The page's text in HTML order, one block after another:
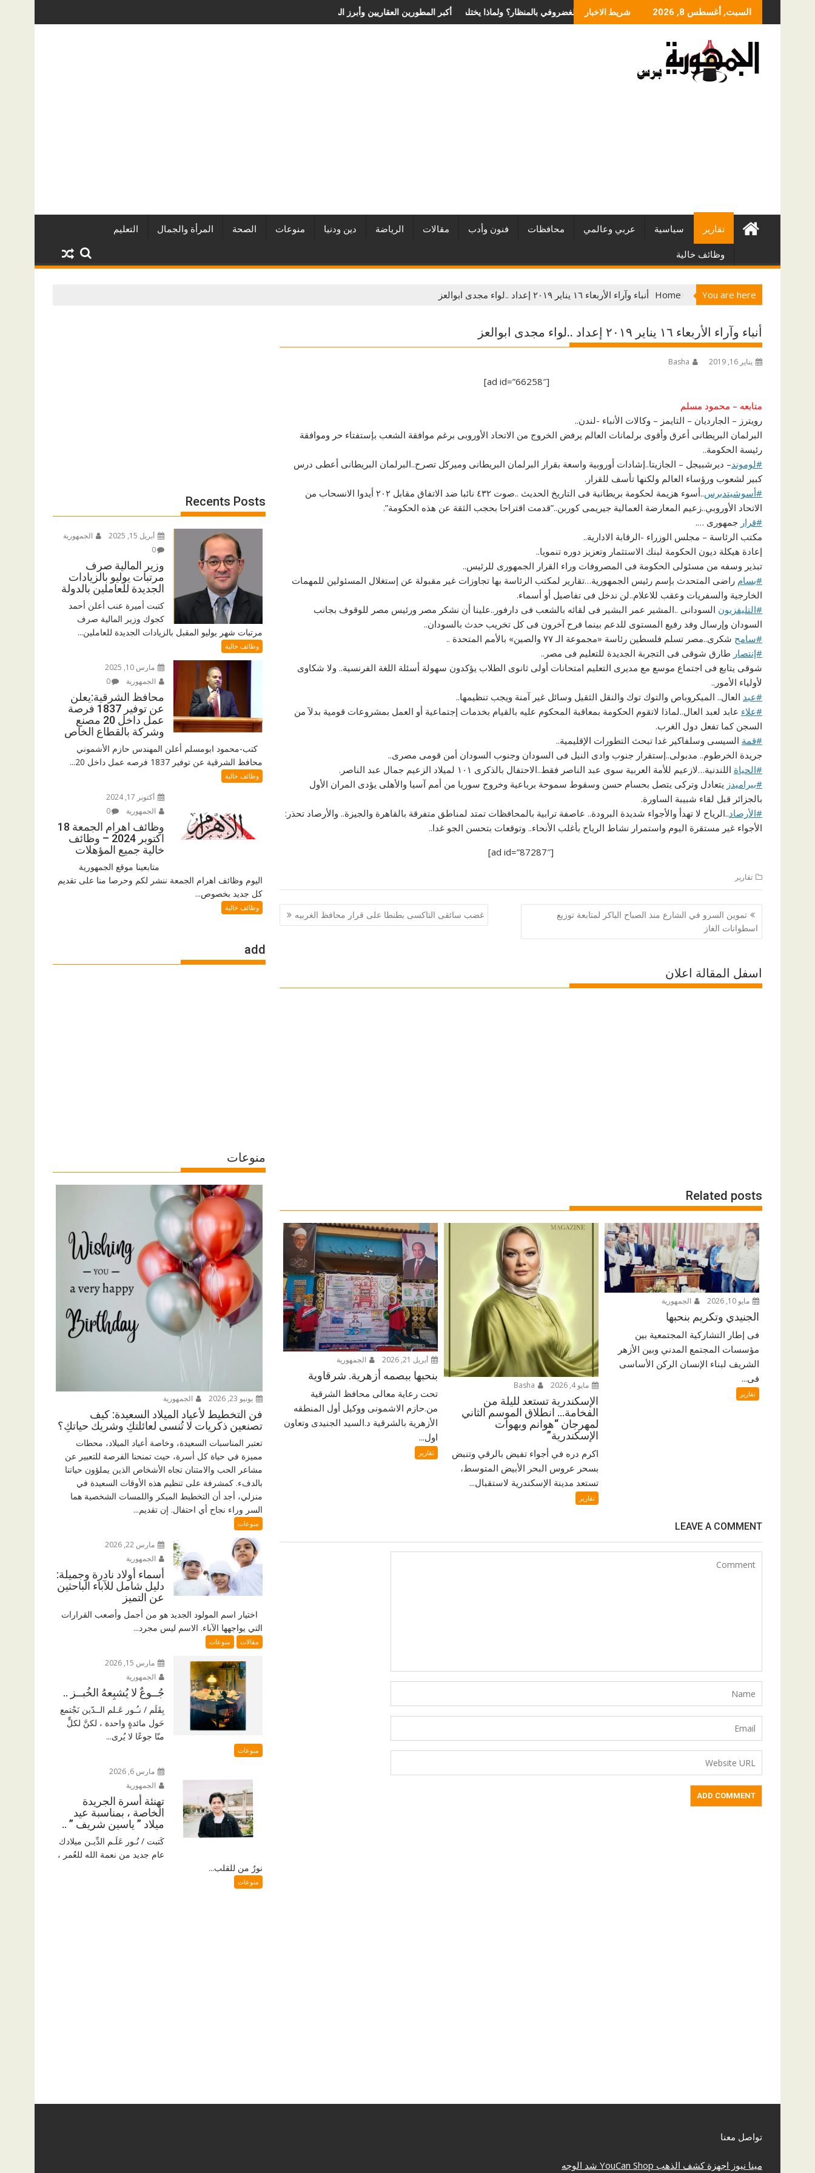
to
السبت, أغسطس 8, 2026 شريط الاخبار أفضل شركات التطوير العقاري في مصر من URE | أكبر المطورين العقاريين وأبرز المشروعاتما الذي يحدد سعر عملية الانزلاق الغضروفي بالمنظار؟ ولماذا يختلف من مريض لآخر؟
تقارير سياسية عربي وعالمي محافظات فنون وأدب مقالات الرياضة دين ودنيا منوعات الصحة المرأة والجمال التعليم
وظائف خالية
You are here
Home أنباء وآراء الأربعاء ١٦ يناير ٢٠١٩ إعداد ..لواء مجدى ابوالعز
أنباء وآراء الأربعاء ١٦ يناير ٢٠١٩ إعداد ..لواء مجدى ابوالعز
يناير 16, 2019 Basha
[ad id=”66258″]
متابعه – محمود مسلم
رويترز – الجارديان – التايمز – وكالات الأنباء -لندن..
البرلمان البريطانى أعرق وأقوى برلمانات العالم يرفض الخروج من الاتحاد الأوروبى برغم موافقة الشعب بإستفتاء حر وموافقة
رئيسة الحكومة..
#لوموند– ديرشبيجل – الجازيتا..إشادات أوروبية واسعة بقرار البرلمان البريطانى وميركل تصرح..البرلمان البريطانى أعطى درس
كبير لشعوب ورؤساء العالم ولكنها تأسف للقرار.
#أسوشيتدبرس
..أسوء هزيمة لحكومة بريطانية فى التاريخ الحديث ..صوت ٤٣٢ نائبا ضد الاتفاق مقابل ٢٠٢ أيدوا الانسحاب من
الاتحاد الأوروبي..زعيم المعارضة العمالية جيريمى كوربن..”قدمت اقتراحا بحجب الثقة عن هذه الحكومة”.
#قرار جمهورى ….
مكتب الرئاسة – مجلس الوزراء -الرقابة الادارية..
إعادة هيكلة ديون الحكومة لبنك الاستثمار وتعزيز دوره تنمويا..
تبذير وسفه من مسئولى الحكومة فى المصروفات وراء القرار الجمهورى للرئيس..
#بسام راضى المتحدث بإسم رئيس الجمهورية…تقارير لمكتب الرئاسة بها تجاوزات غير مقبولة عن إستغلال المسئولين للمهمات
الخارجية والسفريات وعقب للاعلام..لن ندخل فى تفاصيل أو أسماء.
#التليفزيون السودانى ..المشير عمر البشير فى لقائه بالشعب فى دارفور..علينا أن نشكر مصر ورئيس مصر للوقوف بجانب
السودان وإرسال وفد رفيع المستوى للدعم بينما فرح آخرون فى كل تخريب حدث بالسودان..
#سامح شكرى..مصر تسلم فلسطين رئاسة «مجموعة الـ ٧٧ والصين» بالأمم المتحدة ..
#إنتصار طارق شوقى فى التجربة الجديدة للتعليم فى مصر..
شوقى يتابع فى اجتماع موسع مع مديرى التعليم امتحانات أولى ثانوى الطلاب يؤكدون سهولة أسئلة اللغة الفرنسية.. ولا شكاوى
لأولياء الأمور..
#عبد العال.. الميكروباص والتوك توك والنقل الثقيل وسائل غير آمنة ويجب تنظيمها..
#علاء عابد لعبد العال..لماذا لاتقوم الحكومة بمعاقبة المحكوم عليه بالقيام بخدمات إجتماعية أو العمل بمشروعات قومية بدلآ من
السجن كما تفعل دول الغرب.
#قمة السيسى وسلفاكير غدا تبحث التطورات الإقليمية..
جريدة الخرطوم.. مدبولى..إستقرار جنوب وادى النيل فى السودان وجنوب السودان أمن قومى مصرى..
#الحياة اللندنية…لازعيم للأمة العربية سوى عبد الناصر فقط..الاحتفال بالذكرى ١٠١ لميلاد الزعيم جمال عبد الناصر.
#بيراميدز يتعادل وتركى يتصل بحسام حسن وسقوط سموحة برباعية وخروج سوريا من أمم آسيا والأهلى يؤدى المران الأول
بالجزائر قبل لقاء شبيبة الساورة.
#الأرصاد..الرياح لا تهدأ والأجواء شديدة البرودة.. عاصفة ترابية بالمحافظات تمتد لمناطق متفرقة بالقاهرة والجيزة.. والأرصاد تحذر:
الأجواء غير مستقرة اليوم واستمرار نشاط الرياح بأغلب الأنحاء.. وتوقعات بتحسن الجو غدا..
[ad id=”87287″]
تقارير
تصفّح
المقالات
تموين السرو في الشارع منذ الصباح الباكر لمتابعة توزيع
اسطوانات الغاز
غضب سائقى التاكسى بطنطا على قرار محافظ الغربيه
اسفل المقالة اعلان
Related posts
مايو 10, 2026 الجمهورية
الجنيدي وتكريم بنحبها
فى إطار التشاركية المجتمعية بين
مؤسسات المجتمع المدني وبين الأزهر
الشريف لبناء الإنسان الركن الأساسى
فى...
تقارير
مايو 4, 2026
الإسكندرية تستعد لليلة من
الفخامة… انطلاق الموسم الثاني
لمهرجان “هوانم وبهوات
الإسكندرية”
اكرم دره في أجواء تفيض بالرقي وتنبض
بسحر عروس البحر الأبيض المتوسط،
تستعد مدينة الإسكندرية لاستقبال...
تقارير
أبريل 21, 2026 الجمهورية
بنحبها ببصمه أزهرية. شرقاوية
تحت رعاية معالى محافظ الشرقية
من.حازم الاشمونى ووكيل أول المنطقه
الأزهرية بالشرقية د.السيد الجنيدى وتعاون
اول...
تقارير
LEAVE A COMMENT
Recents Posts
أبريل 15, 2025
الجمهورية
0
وزير المالية صرف
مرتبات يوليو بالزيادات
الجديدة للعاملين بالدولة
كتبت أميرة عنب أعلن أحمد
كجوك وزير المالية صرف
مرتبات شهر يوليو المقبل بالزيادات الجديدة للعاملين...
وظائف خالية
مارس 10, 2025
الجمهورية
0
محافظ الشرقية:يعلن
عن توفير 1837 فرصة
عمل داخل 20 مصنع
وشركة بالقطاع الخاص
كتب-محمود ابومسلم أعلن المهندس حازم الأشموني
محافظ الشرقية عن توفير 1837 فرصه عمل داخل 20...
وظائف خالية
أكتوبر 17, 2024
الجمهورية
0
وظائف اهرام الجمعة 18
اكتوبر 2024 – وظائف
خالية جميع المؤهلات
متابعينا موقع الجمهورية
اليوم وظائف اهرام الجمعة ننشر لكم وحرصا منا على تقديم
كل جديد بخصوص...
وظائف خالية
add
منوعات
يونيو 23, 2026 الجمهورية
فن التخطيط لأعياد الميلاد السعيدة: كيف
تصنعين ذكريات لا تُنسى لعائلتكِ وشريك حياتكِ؟
تعتبر المناسبات السعيدة، وخاصة أعياد الميلاد، محطات
مميزة في حياة كل أسرة، حيث تمنحنا الفرصة للتعبير عن
مشاعر الحب والامتنان تجاه الأشخاص الذين يملؤون حياتنا
بالدفء. كمشرفة على تنظيم هذه الأوقات السعيدة في
منزلي، أجد أن التخطيط المبكر واللمسات الشخصية هما
السر وراء نجاح أي احتفال. إن تقديم...
منوعات
مارس 22, 2026
الجمهورية
أسماء أولاد نادرة وجميلة:
دليل شامل للآباء الباحثين
عن التميز
اختيار اسم المولود الجديد هو من أجمل وأصعب القرارات
التي يواجهها الآباء. الاسم ليس مجرد...
مقالات منوعات
مارس 15, 2026
الجمهورية
جُــوعٌ لا يُشبِعهُ الخُبــز ..
بِقَلَم / نـُـور عَـلم الــدّين نَجْتمع
حَول مائدةٍ واحدة ، لكنَّ لكلٍّ
منّا جوعًا لا يُرى...
منوعات
مارس 6, 2026
الجمهورية
تهنئة أسرة الجريدة
الخاصة ، بمناسبة عيد
ميلاد ” ياسين شريف ” ..
كَتبت / نُـور عَلَـم الدِّيـن ميلادك
عام جديد من نعمة الله للعُمر ،
نورٌ من للقلب...
منوعات
تواصل معنا
مينا نيوز اجهزة كشف الذهب YouCan Shop شد الوجه